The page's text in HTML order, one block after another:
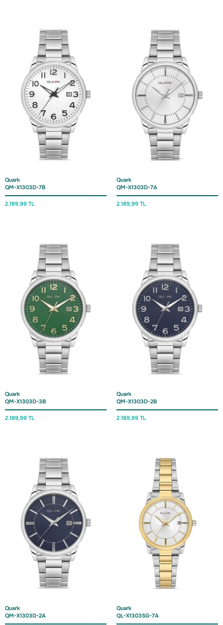
Quark
QM-X1303D-7B
2.189,99 TL
Quark
QM-X1303D-7A
2.189,99 TL
Quark
QM-X1303D-3B
2.189,99 TL
Quark
QM-X1303D-2B
2.189,99 TL
Quark
QM-X1303D-2A
Quark
QL-X1303SG-7A